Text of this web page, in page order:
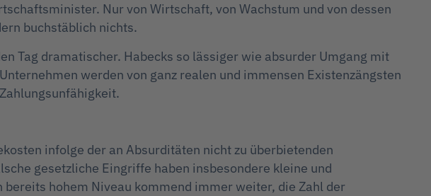
Nur von Wirtschaft, von Wachstum und von dessen
buchstäblich nichts.
Tag dramatischer. Habecks so lässiger wie absurder Umgang mit
werden von ganz realen und immensen Existenzängsten
infolge der an Absurditäten nicht zu überbietenden
gesetzliche Eingriffe haben insbesondere kleine und
hohem Niveau kommend immer weiter, die Zahl der